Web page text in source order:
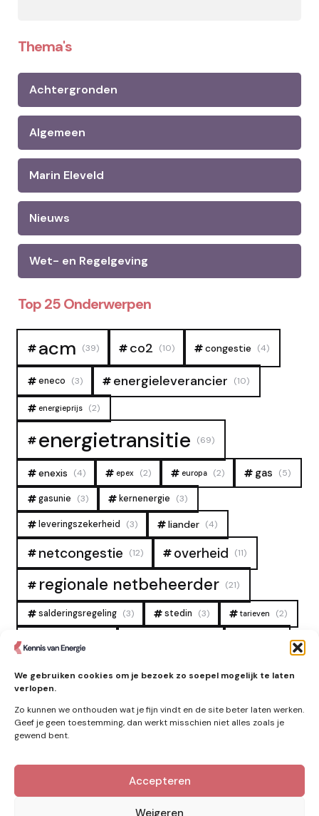
We gebruiken cookies om je bezoek zo soepel mogelijk te laten
verlopen.
Zo kunnen we onthouden wat je fijn vindt en de site beter laten werken.
Geef je geen toestemming, dan werkt misschien niet alles zoals je
gewend bent.
Accepteren
Weigeren
Thema's
Achtergronden
Algemeen
Marin Eleveld
Nieuws
Wet- en Regelgeving
Top 25 Onderwerpen
acm (39) co2 (10) congestie (4)
eneco (3) energieleverancier (10)
energieprijs (2)
energietransitie (69)
enexis (4) epex (2) europa (2) gas (5)
gasunie (3) kernenergie (3)
leveringszekerheid (3) liander (4)
netcongestie (12) overheid (11)
regionale netbeheerder (21)
salderingsregeling (3) stedin (3) tarieven (2)
tennet
zonne-energie (9)
Kennis van Energie in je mailbox?
Abonner op nieuwe artikelen.